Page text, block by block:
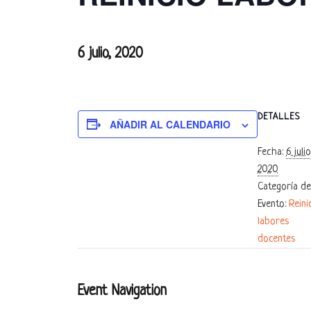
6 julio, 2020
AÑADIR AL CALENDARIO
DETALLES
Fecha: 6
2020
Categoría
Evento:
labores
docentes
Event Navigation